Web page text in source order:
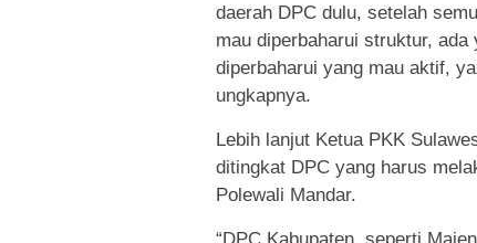
daerah DPC dulu, setelah
mau diperbaharui struktur,
diperbaharui yang mau aktif,
ungkapnya.
Lebih lanjut Ketua PKK
ditingkat DPC yang harus
Polewali Mandar.